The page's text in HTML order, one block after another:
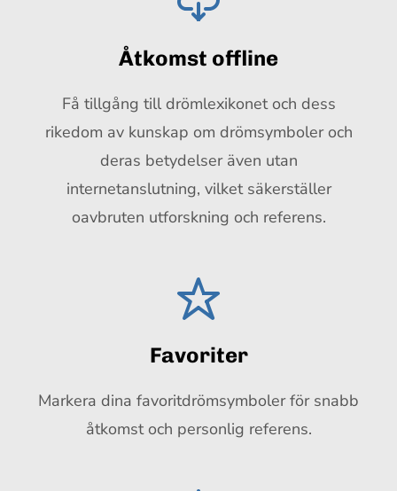
Åtkomst offline
Få tillgång till drömlexikonet och dess
rikedom av kunskap om drömsymboler och
deras betydelser även utan
internetanslutning, vilket säkerställer
oavbruten utforskning och referens.
Favoriter
Markera dina favoritdrömsymboler för snabb
åtkomst och personlig referens.